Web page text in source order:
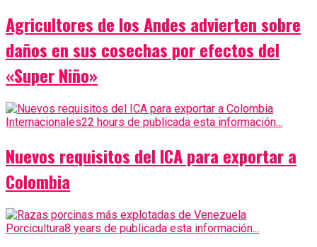
Agricultores de los Andes advierten sobre
daños en sus cosechas por efectos del
«Super Niño»
Internacionales22 hours de publicada esta información...
Nuevos requisitos del ICA para exportar a
Colombia
Porcicultura8 years de publicada esta información...